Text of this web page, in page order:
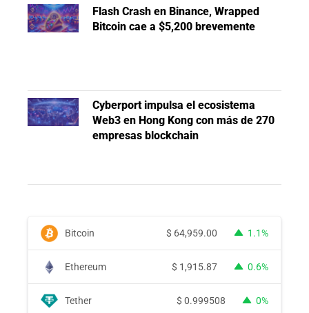
Flash Crash en Binance, Wrapped
Bitcoin cae a $5,200 brevemente
Cyberport impulsa el ecosistema
Web3 en Hong Kong con más de 270
empresas blockchain
Bitcoin $ 64,959.00 1.1%
Ethereum $ 1,915.87 0.6%
Tether $ 0.999508 0%